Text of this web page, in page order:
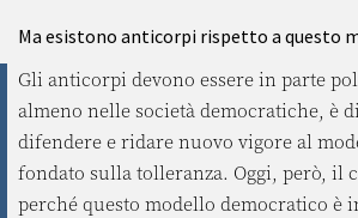
Ma esistono anticorpi rispetto a questo
Gli anticorpi devono essere in parte
almeno nelle società democratiche, è
difendere e ridare nuovo vigore al
fondato sulla tolleranza. Oggi, però, il
perché questo modello democratico è